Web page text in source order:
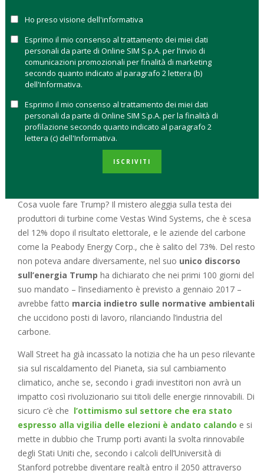
competitiva senza sovvenzioni.
Nei quattro mercati più grandi(Cina, Usa, Ue e India), le
fonti rinnovabili diventeranno la principale fonte di
generazione di energia. A guidare la transizione, secondo il
rapporto, sarà la Cina, che sebbene resti di gran lunga il più
grande consumatore e produttore mondiale di energia da
carbone, ha cominciato ainvertire la tendenza puntando
decisamente sul solare.
ENERGIE RINNOVABILI: A RISCHIO GLI
ACCORDI PRESI A PARIGI
Cosa vuole fare Trump? Il mistero aleggia sulla testa dei
produttori di turbine come Vestas Wind Systems, che è scesa
del 12% dopo il risultato elettorale, e le aziende del carbone
come la Peabody Energy Corp., che è salito del 73%. Del resto
non poteva andare diversamente, nel suo unico discorso
sull’energia Trump ha dichiarato che nei primi 100 giorni del
suo mandato – l’insediamento è previsto a gennaio 2017 –
avrebbe fatto marcia indietro sulle normative ambientali
che uccidono posti di lavoro, rilanciando l’industria del
carbone.
Wall Street ha già incassato la notizia che ha un peso rilevante
sia sul riscaldamento del Pianeta, sia sul cambiamento
climatico, anche se, secondo i gradi investitori non avrà un
impatto così rivoluzionario sui titoli delle energie rinnovabili. Di
sicuro c’è che l’ottimismo sul settore che era stato
espresso alla vigilia delle elezioni è andato calando e si
mette in dubbio che Trump porti avanti la svolta rinnovabile
degli Stati Uniti che, secondo i calcoli dell’Università di
Stanford potrebbe diventare realtà entro il 2050 attraverso
Ho preso visione dell'informativa
Esprimo il mio consenso al trattamento dei miei dati
personali da parte di Online SIM S.p.A. per l’invio di
comunicazioni promozionali per finalità di marketing
secondo quanto indicato al paragrafo 2 lettera (b)
dell'Informativa.
Esprimo il mio consenso al trattamento dei miei dati
personali da parte di Online SIM S.p.A. per la finalità di
profilazione secondo quanto indicato al paragrafo 2
lettera (c) dell'Informativa.
ISCRIVITI